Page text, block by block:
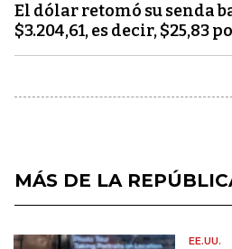
El dólar retomó su senda
$3.204,61, es decir, $25,83
MÁS DE LA
EE.UU.